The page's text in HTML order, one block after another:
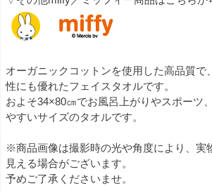
オーガニックコットンを使用した高品質で
性にも優れたフェイスタオルです。
およそ34×80㎝でお風呂上がりやスポーツ
やすいサイズのタオルです。
※商品画像は撮影時の光や角度により、実
見える場合がございます。
予めご了承くださいませ。